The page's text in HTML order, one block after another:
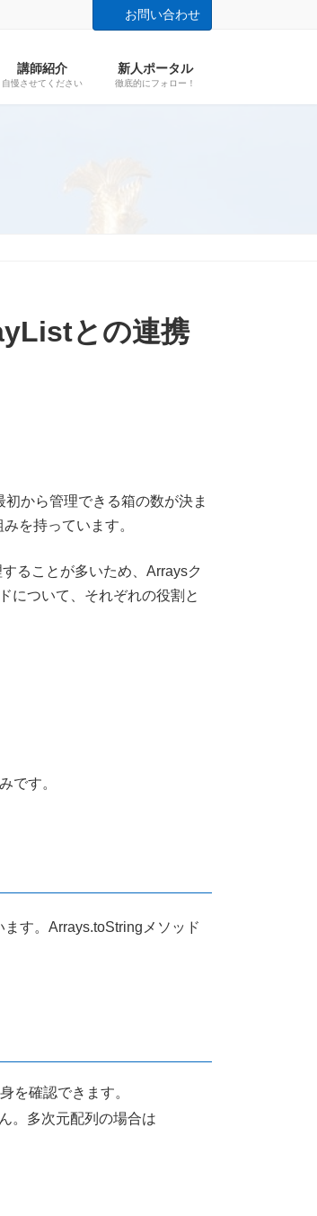
お問い合わせ
講師紹介
自慢させてください
新人ポータル
徹底的にフォロー！
との連携
から管理できる箱の数が決ま
を持っています。
ることが多いため、Arraysク
について、それぞれの役割と
です。
す。Arrays.toStringメソッド
を確認できます。
。多次元配列の場合は